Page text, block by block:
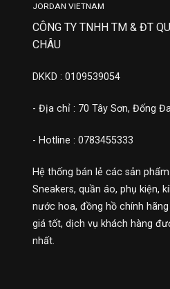
JORDAN VIETNAM
CÔNG TY TNHH TM & ĐT
CHÂU
DKKD : 0109539054
- Địa chỉ : 70 Tây Sơn, Đống
- Hotline : 0783455333
Hệ thống bán lẻ các sản
Sneakers, quần áo, phụ kiện,
nước hoa, đồng hồ chính
giá tốt, dịch vụ khách hàng
nhất.